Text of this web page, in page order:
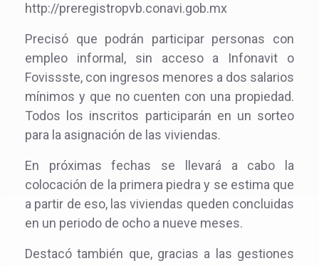
http://preregistropvb.conavi.gob.mx
Precisó que podrán participar personas con
empleo informal, sin acceso a Infonavit o
Fovissste, con ingresos menores a dos salarios
mínimos y que no cuenten con una propiedad.
Todos los inscritos participarán en un sorteo
para la asignación de las viviendas.
En próximas fechas se llevará a cabo la
colocación de la primera piedra y se estima que
a partir de eso, las viviendas queden concluidas
en un periodo de ocho a nueve meses.
Destacó también que, gracias a las gestiones